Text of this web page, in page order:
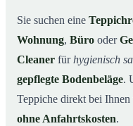
03Warum Mr. Cleaner
04Teppichreinigung in
05Jetzt Angebot
Teppichreinigung
Sie suchen eine
Wohnung, Büro oder
Cleaner fürhygienisch
gepflegte Bodenbeläge.
Teppiche direkt bei
ohne Anfahrtskosten.